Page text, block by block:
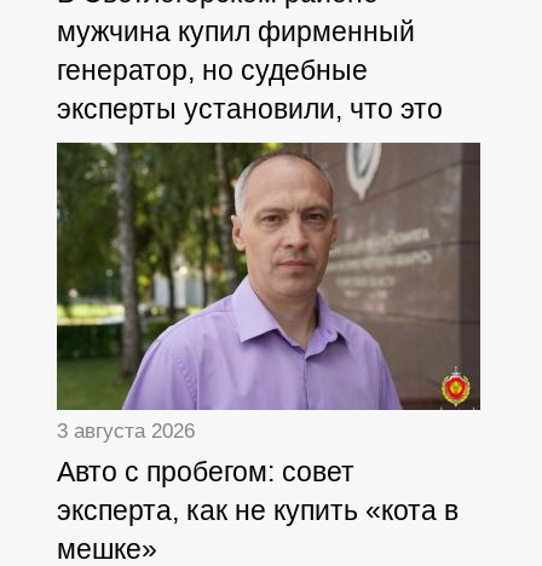
мужчина купил фирменный
генератор, но судебные
эксперты установили, что это
дешёвая копия
3 августа 2026
Авто с пробегом: совет
эксперта, как не купить «кота в
мешке»